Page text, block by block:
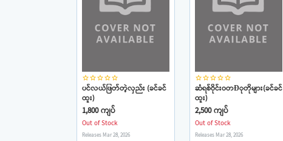
star_borderstar_borderstar_borderstar_borderstar_border
ပင်လယ်ဖြတ်တဲ့လှည်း (ခင်ခင်
ထူး)
1,800 ကျပ်
Out of Stock
Releases Mar 28, 2026
star_borderstar_borderstar_borderstar_borderstar_border
ဆံရစ်ဝိုင်းဝတÐုတိုများ(ခင်ခင်
ထူး)
2,500 ကျပ်
Out of Stock
Releases Mar 28, 2026